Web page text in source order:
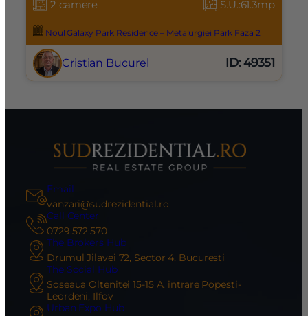
2 camere S.U.:61.3mp
Noul Galaxy Park Residence – Metalurgiei Park Faza 2
Cristian Bucurel ID: 49351
Email
vanzari@sudrezidential.ro
Call Center
0729.572.570
The Brokers Hub
Drumul Jilavei 72, Sector 4, Bucuresti
The Social Hub
Soseaua Oltenitei 15-15 A, intrare Popesti-
Leordeni, Ilfov
Urban Expo Hub